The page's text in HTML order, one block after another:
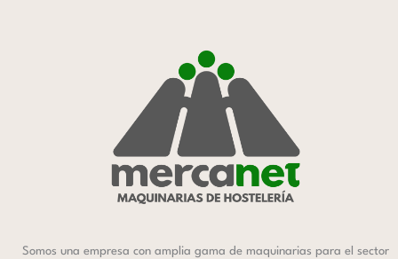
Somos una empresa con amplia gama de maquinarias para el sector